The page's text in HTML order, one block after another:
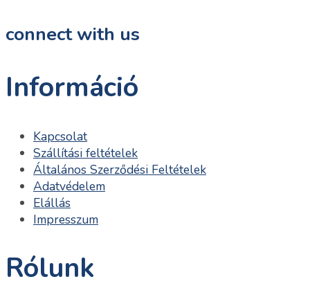
connect with us
Információ
Kapcsolat
Szállítási feltételek
Általános Szerződési Feltételek
Adatvédelem
Elállás
Impresszum
Rólunk